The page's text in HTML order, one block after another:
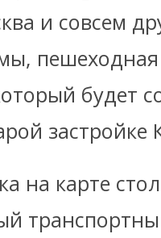
и совсем
пешеходная
будет
застройке
на карте